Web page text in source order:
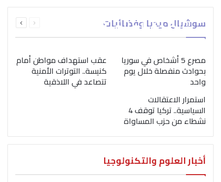
سوشيال ميديا وفضائيات الصفحةالصفحة
بمناسبة اليوم الدولي..
“الصحة العالمية” تؤكد
ضرورة اتباع نهج متكامل
لمواجهة إدمان المخدرات
مصرع 5 أشخاص في سوريا
بحوادث منفصلة خلال يوم
واحد
عقب استهداف مواطن أمام
كنيسة.. التوترات الأمنية
تتصاعد في اللاذقية
استمرار الاعتقالات
السياسية.. تركيا توقف 4
نشطاء من حزب المساواة
أخبار العلوم والتكنولوجيا